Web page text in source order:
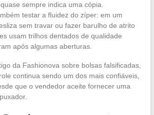
sempre indica uma cópia.
testar a fluidez do zíper: em um
sem travar ou fazer barulho de atrito
usam trilhos dentados de qualidade
após algumas aberturas.
da Fashionova sobre bolsas falsificadas,
continua sendo um dos mais confiáveis,
que o vendedor aceite fornecer uma